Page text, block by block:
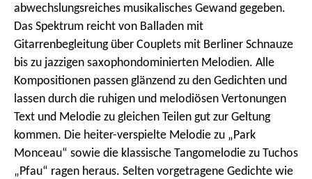
abwechslungsreiches musikalisches Gewand gegeben.
Das Spektrum reicht von Balladen mit
Gitarrenbegleitung über Cou­plets mit Berliner Schnauze
bis zu jazzigen saxophondominierten Melodien. Alle
Kompositionen passen glänzend zu den Gedichten und
lassen durch die ruhigen und melodiösen Vertonungen
Text und Melodie zu gleichen Teilen gut zur Geltung
kommen. Die heiter-verspielte Melodie zu „Park
Monceau“ sowie die klassische Tangomelodie zu Tuchos
„Pfau“ ragen heraus. Selten vorgetragene Gedichte wie